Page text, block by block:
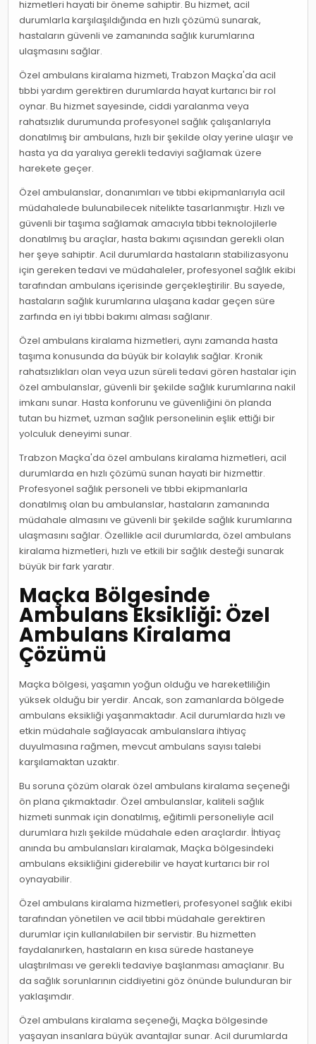
hizmetleri hayati bir öneme sahiptir. Bu hizmet, acil
durumlarla karşılaşıldığında en hızlı çözümü sunarak,
hastaların güvenli ve zamanında sağlık kurumlarına
ulaşmasını sağlar.
Özel ambulans kiralama hizmeti, Trabzon Maçka'da acil
tıbbi yardım gerektiren durumlarda hayat kurtarıcı bir rol
oynar. Bu hizmet sayesinde, ciddi yaralanma veya
rahatsızlık durumunda profesyonel sağlık çalışanlarıyla
donatılmış bir ambulans, hızlı bir şekilde olay yerine ulaşır ve
hasta ya da yaralıya gerekli tedaviyi sağlamak üzere
harekete geçer.
Özel ambulanslar, donanımları ve tıbbi ekipmanlarıyla acil
müdahalede bulunabilecek nitelikte tasarlanmıştır. Hızlı ve
güvenli bir taşıma sağlamak amacıyla tıbbi teknolojilerle
donatılmış bu araçlar, hasta bakımı açısından gerekli olan
her şeye sahiptir. Acil durumlarda hastaların stabilizasyonu
için gereken tedavi ve müdahaleler, profesyonel sağlık ekibi
tarafından ambulans içerisinde gerçekleştirilir. Bu sayede,
hastaların sağlık kurumlarına ulaşana kadar geçen süre
zarfında en iyi tıbbi bakımı alması sağlanır.
Özel ambulans kiralama hizmetleri, aynı zamanda hasta
taşıma konusunda da büyük bir kolaylık sağlar. Kronik
rahatsızlıkları olan veya uzun süreli tedavi gören hastalar için
özel ambulanslar, güvenli bir şekilde sağlık kurumlarına nakil
imkanı sunar. Hasta konforunu ve güvenliğini ön planda
tutan bu hizmet, uzman sağlık personelinin eşlik ettiği bir
yolculuk deneyimi sunar.
Trabzon Maçka'da özel ambulans kiralama hizmetleri, acil
durumlarda en hızlı çözümü sunan hayati bir hizmettir.
Profesyonel sağlık personeli ve tıbbi ekipmanlarla
donatılmış olan bu ambulanslar, hastaların zamanında
müdahale almasını ve güvenli bir şekilde sağlık kurumlarına
ulaşmasını sağlar. Özellikle acil durumlarda, özel ambulans
kiralama hizmetleri, hızlı ve etkili bir sağlık desteği sunarak
büyük bir fark yaratır.
Maçka Bölgesinde
Ambulans Eksikliği: Özel
Ambulans Kiralama
Çözümü
Maçka bölgesi, yaşamın yoğun olduğu ve hareketliliğin
yüksek olduğu bir yerdir. Ancak, son zamanlarda bölgede
ambulans eksikliği yaşanmaktadır. Acil durumlarda hızlı ve
etkin müdahale sağlayacak ambulanslara ihtiyaç
duyulmasına rağmen, mevcut ambulans sayısı talebi
karşılamaktan uzaktır.
Bu soruna çözüm olarak özel ambulans kiralama seçeneği
ön plana çıkmaktadır. Özel ambulanslar, kaliteli sağlık
hizmeti sunmak için donatılmış, eğitimli personeliyle acil
durumlara hızlı şekilde müdahale eden araçlardır. İhtiyaç
anında bu ambulansları kiralamak, Maçka bölgesindeki
ambulans eksikliğini giderebilir ve hayat kurtarıcı bir rol
oynayabilir.
Özel ambulans kiralama hizmetleri, profesyonel sağlık ekibi
tarafından yönetilen ve acil tıbbi müdahale gerektiren
durumlar için kullanılabilen bir servistir. Bu hizmetten
faydalanırken, hastaların en kısa sürede hastaneye
ulaştırılması ve gerekli tedaviye başlanması amaçlanır. Bu
da sağlık sorunlarının ciddiyetini göz önünde bulunduran bir
yaklaşımdır.
Özel ambulans kiralama seçeneği, Maçka bölgesinde
yaşayan insanlara büyük avantajlar sunar. Acil durumlarda